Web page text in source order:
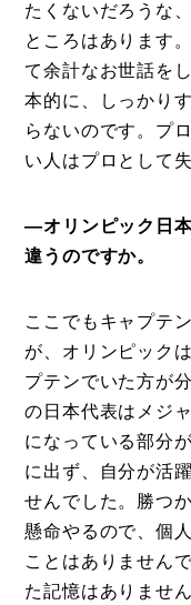
たくないだろうな
ところはあります
て余計なお世話を
本的に、しっかり
らないのです。プ
い人はプロとして
―オリンピック日
違うのですか。
ここでもキャプテ
が、オリンピック
プテンでいた方が
の日本代表はメジ
になっている部分
に出ず、自分が活
せんでした。勝つ
懸命やるので、個
ことはありません
た記憶はありません